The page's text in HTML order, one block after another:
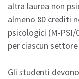
altra laurea non
almeno 80 crediti
psicologici (M-PSI/
per ciascun
Gli studenti